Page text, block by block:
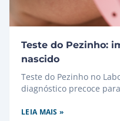
Teste do Pezinho:
nascido
Teste do Pezinho no
diagnóstico precoce
LEIA MAIS »